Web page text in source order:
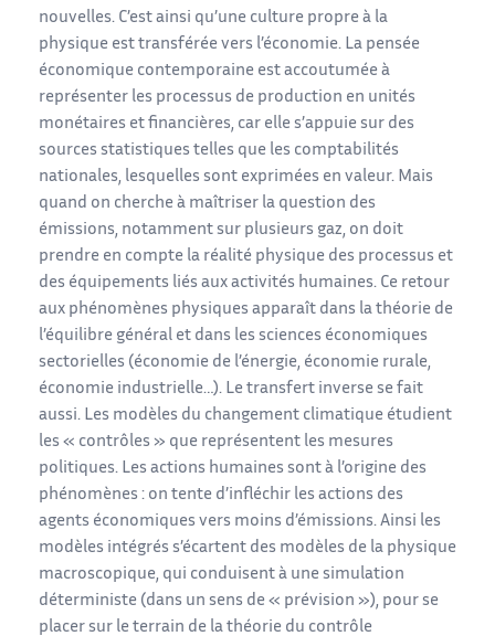
nouvelles. C’est ainsi qu’une culture propre à la
physique est transférée vers l’économie. La pensée
économique contemporaine est accoutumée à
représenter les processus de production en unités
monétaires et financières, car elle s’appuie sur des
sources statistiques telles que les comptabilités
nationales, lesquelles sont exprimées en valeur. Mais
quand on cherche à maîtriser la question des
émissions, notamment sur plusieurs gaz, on doit
prendre en compte la réalité physique des processus et
des équipements liés aux activités humaines. Ce retour
aux phénomènes physiques apparaît dans la théorie de
l’équilibre général et dans les sciences économiques
sectorielles (économie de l’énergie, économie rurale,
économie industrielle…). Le transfert inverse se fait
aussi. Les modèles du changement climatique étudient
les « contrôles » que représentent les mesures
politiques. Les actions humaines sont à l’origine des
phénomènes : on tente d’infléchir les actions des
agents économiques vers moins d’émissions. Ainsi les
modèles intégrés s’écartent des modèles de la physique
macroscopique, qui conduisent à une simulation
déterministe (dans un sens de « prévision »), pour se
placer sur le terrain de la théorie du contrôle